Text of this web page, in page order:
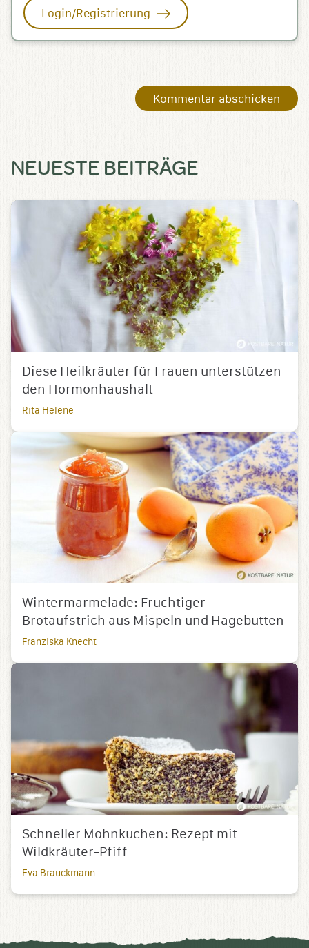
Login/Registrierung
NEUESTE BEITRÄGE
Diese Heilkräuter für Frauen unterstützen
den Hormonhaushalt
Rita Helene
Wintermarmelade: Fruchtiger
Brotaufstrich aus Mispeln und Hagebutten
Franziska Knecht
Schneller Mohnkuchen: Rezept mit
Wildkräuter-Pfiff
Eva Brauckmann